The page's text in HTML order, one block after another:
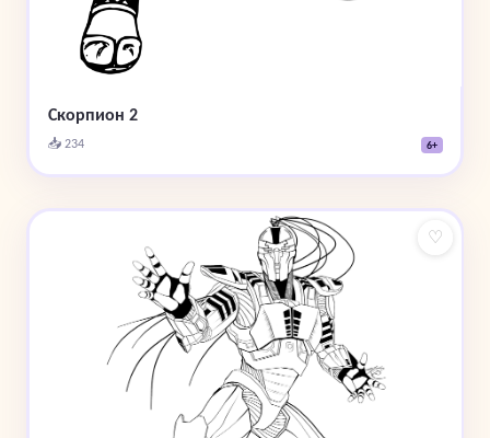
Скорпион 2
📥 234 6+
♡